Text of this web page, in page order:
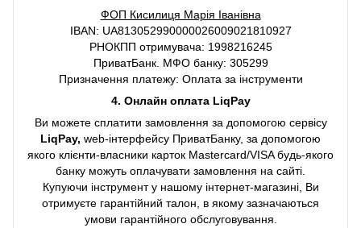
ФОП Кисилиця Марія Іванівна
IBAN: UA813052990000026009021810927
РНОКПП отримувача: 1998216245
ПриватБанк. МФО банку: 305299
Призначення платежу: Оплата за інструменти
4. Онлайн оплата LiqPay
Ви можете сплатити замовлення за допомогою сервісу
LiqPay, web-інтерфейсу ПриватБанку, за допомогою
якого клієнти-власники карток Mastercard/VISA будь-якого
банку можуть оплачувати замовлення на сайті.
Купуючи інструмент у нашому інтернет-магазині, Ви
отримуєте гарантійний талон, в якому зазначаються
умови гарантійного обслуговування.